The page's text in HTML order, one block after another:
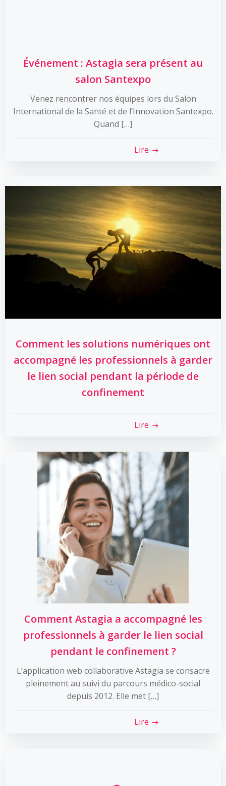
Événement : Astagia sera présent au
salon Santexpo
Venez rencontrer nos équipes lors du Salon
International de la Santé et de l’Innovation Santexpo.
Quand […]
Lire
Comment les solutions numériques ont
accompagné les professionnels à garder
le lien social pendant la période de
confinement
Lire
Comment Astagia a accompagné les
professionnels à garder le lien social
pendant le confinement ?
L’application web collaborative Astagia se consacre
pleinement au suivi du parcours médico-social
depuis 2012. Elle met […]
Lire